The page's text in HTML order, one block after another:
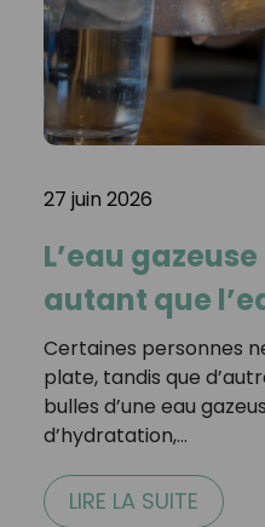
27 juin 2026
L’eau
autant que
Certaines personnes
plate, tandis que
bulles d’une eau
d’hydratation,…
LIRE LA SUITE